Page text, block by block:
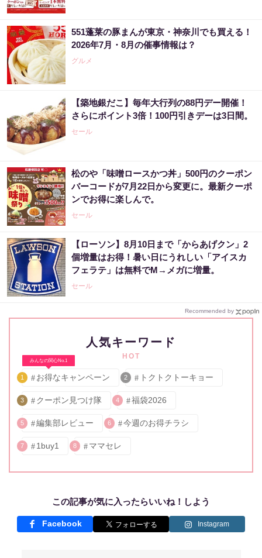
551蓬莱の豚まんが東京・神奈川でも買える！
2026年7月・8月の催事情報は？
グルメ
【築地銀だこ】毎年大行列の88円デー開催！
さらにポイント3倍！100円引きデーは3日間。
セール
松のや「味噌ロースかつ丼」500円のクーポン
バーコードが7月22日から変更に。最新クーポ
ンでお得に楽しんで。
セール
【ローソン】8月10日まで「からあげクン」2
個増量はお得！暑い日にうれしい「アイスカ
フェラテ」は無料でM→メガに増量。
セール
Recommended by
人気キーワード
HOT
みんなの関心No.1
1 お得なキャンペーン 2 トクトクトーキョー
3 クーポン見つけ隊 4 福袋2026
5 編集部レビュー 6 今週のお得チラシ
7 1buy1 8 ママセレ
この記事が気に入ったらいいね！しよう
Facebook Instagram